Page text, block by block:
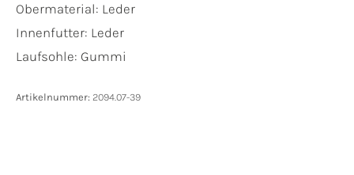
Obermaterial: Leder
Innenfutter: Leder
Laufsohle: Gummi
Artikelnummer: 2094.07-39